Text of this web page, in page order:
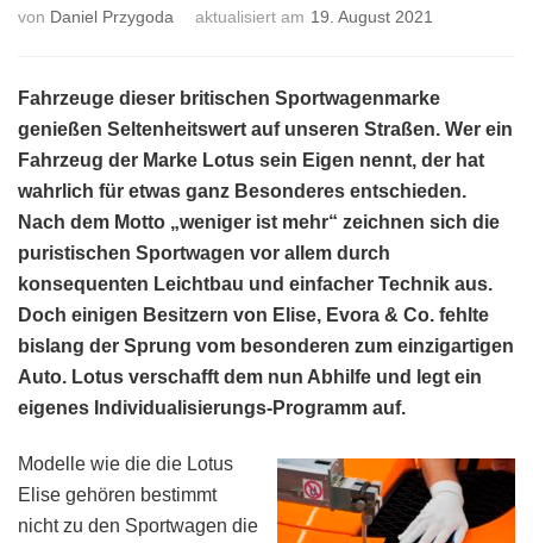
von Daniel Przygoda aktualisiert am 19. August 2021
Fahrzeuge dieser britischen Sportwagenmarke
genießen Seltenheitswert auf unseren Straßen. Wer ein
Fahrzeug der Marke Lotus sein Eigen nennt, der hat
wahrlich für etwas ganz Besonderes entschieden.
Nach dem Motto „weniger ist mehr“ zeichnen sich die
puristischen Sportwagen vor allem durch
konsequenten Leichtbau und einfacher Technik aus.
Doch einigen Besitzern von Elise, Evora & Co. fehlte
bislang der Sprung vom besonderen zum einzigartigen
Auto. Lotus verschafft dem nun Abhilfe und legt ein
eigenes Individualisierungs-Programm auf.
Modelle wie die die Lotus
Elise gehören bestimmt
nicht zu den Sportwagen die